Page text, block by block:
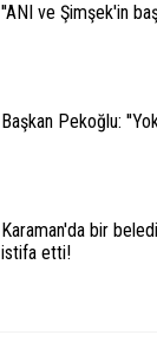
''ANI ve Şimşek'in
Başkan Pekoğlu:
Karaman'da bir
istifa etti!